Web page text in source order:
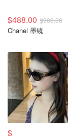
$488.00 $903.00
Chanel 墨镜
$